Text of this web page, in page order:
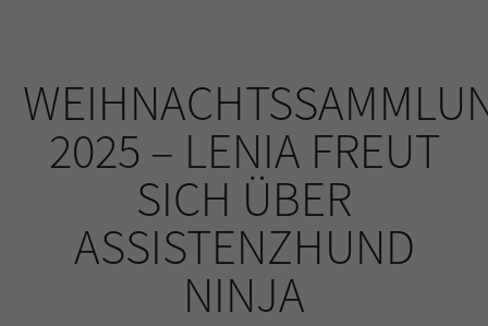
2025 – LENIA FREUT
SICH ÜBER
ASSISTENZHUND
NINJA